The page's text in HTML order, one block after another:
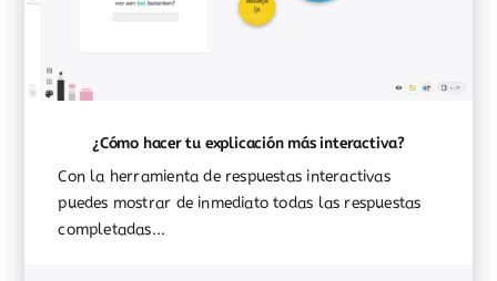
¿Cómo hacer tu explicación más interactiva?
Con la herramienta de respuestas interactivas
puedes mostrar de inmediato todas las respuestas
completadas...